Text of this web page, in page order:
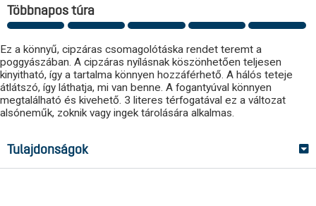
Ez a könnyű, cipzáras csomagolótáska rendet teremt a
poggyászában. A cipzáras nyílásnak köszönhetően teljesen
kinyitható, így a tartalma könnyen hozzáférhető. A hálós teteje
átlátszó, így láthatja, mi van benne. A fogantyúval könnyen
megtalálható és kivehető. 3 literes térfogatával ez a változat
alsóneműk, zoknik vagy ingek tárolására alkalmas.
Tulajdonságok
Többnapos túra